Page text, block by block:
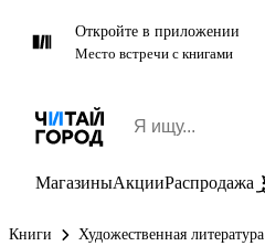
Откройте в приложении
Место встречи с книгами
МагазиныАкцииРаспродажа
Книги Художественная литература